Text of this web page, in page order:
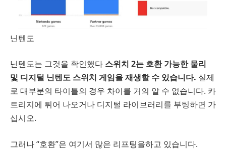
닌텐도
닌텐도는 그것을 확인했다 스위치 2는 호환 가능한 물리
및 디지털 닌텐도 스위치 게임을 재생할 수 있습니다. 실제
로 대부분의 타이틀의 경우 차이를 거의 알 수 없습니다. 카
트리지에 튀어 나오거나 디지털 라이브러리를 부팅하면 가
십시오.
그러나 “호환”은 여기서 많은 리프팅을하고 있습니다.